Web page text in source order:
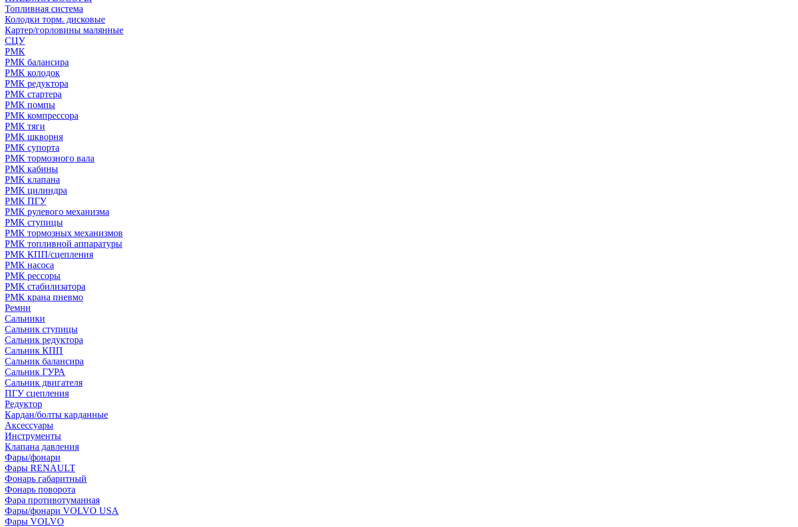
Топливная система
Колодки торм. дисковые
Картер/горловины малянные
СЦУ
РМК
РМК балансира
РМК колодок
РМК редуктора
РМК стартера
РМК помпы
РМК компрессора
РМК тяги
РМК шкворня
РМК супорта
РМК тормозного вала
РМК кабины
РМК клапана
РМК цилиндра
РМК ПГУ
РМК рулевого механизма
РМК ступицы
РМК тормозных механизмов
РМК топливной аппаратуры
РМК КПП/сцепления
РМК насоса
РМК рессоры
РМК стабилизатора
РМК крана пневмо
Ремни
Сальники
Сальник ступицы
Сальник редуктора
Сальник КПП
Сальник балансира
Сальник ГУРА
Сальник двигателя
ПГУ сцепления
Редуктор
Кардан/болты карданные
Аксессуары
Инструменты
Клапана давления
Фары/фонари
Фары RENAULT
Фонарь габаритный
Фонарь поворота
Фара противотуманная
Фары/фонари VOLVO USA
Фары VOLVO